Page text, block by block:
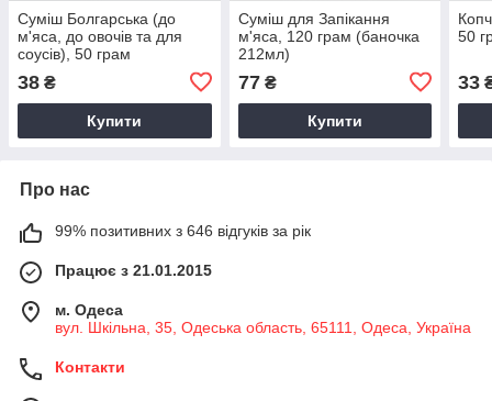
Суміш Болгарська (до
м'яса, до овочів та для
соусів), 50 грам
38 ₴
Купити
Суміш для Запікання
м'яса, 120 грам (баночка
212мл)
77₴
Купити
50
33
Про нас
99% позитивних з 646 відгуків за рік
Працює з 21.01.2015
м. Одеса
вул. Шкільна, 35, Одеська область, 65111, Одеса, Україна
Контакти